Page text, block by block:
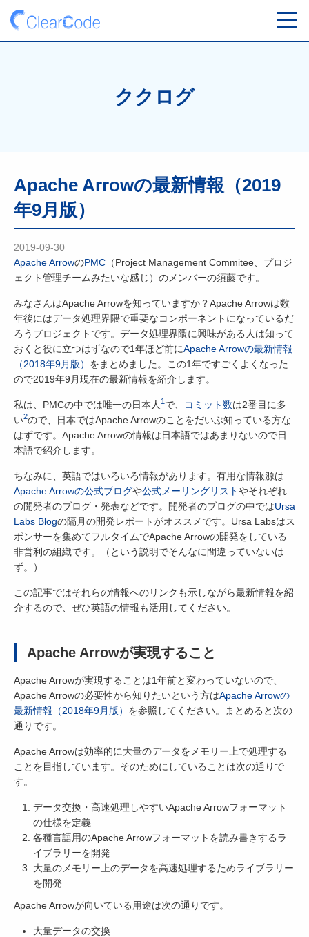
ククログ
Apache Arrowの最新情報（2019
年9月版）
2019-09-30
Apache ArrowのPMC （Project Management Commitee、プロジ
ェクト管理チームみたいな感じ）のメンバーの須藤です。
みなさんはApache Arrowを知っていますか？Apache Arrowは数
年後にはデータ処理界隈で重要なコンポーネントになっているだ
ろうプロジェクトです。データ処理界隈に興味がある人は知って
おくと役に立つはずなので1年ほど前にApache Arrowの最新情報
（2018年9月版） をまとめました。この1年ですごくよくなった
ので2019年9月現在の最新情報を紹介します。
私は、PMCの中では唯一の日本人 1 で、 コミット数は2番目に多
い2ので、日本ではApache Arrowのことをだいぶ知っている方な
はずです。Apache Arrowの情報は日本語ではあまりないので日
本語で紹介します。
ちなみに、英語ではいろいろ情報があります。有用な情報源は
Apache Arrowの公式ブログや公式メーリングリストやそれぞれ
の開発者のブログ・発表などです。開発者のブログの中ではUrsa
Labs Blogの隔月の開発レポートがオススメです。Ursa Labsはス
ポンサーを集めてフルタイムでApache Arrowの開発をしている
非営利の組織です。（という説明でそんなに間違っていないは
ず。）
この記事ではそれらの情報へのリンクも示しながら最新情報を紹
介するので、ぜひ英語の情報も活用してください。
Apache Arrowが実現すること
Apache Arrowが実現することは1年前と変わっていないので、
Apache Arrowの必要性から知りたいという方はApache Arrowの
最新情報（2018年9月版） を参照してください。まとめると次の
通りです。
Apache Arrowは効率的に大量のデータをメモリー上で処理する
ことを目指しています。そのためにしていることは次の通りで
す。
データ交換・高速処理しやすいApache Arrowフォーマット
の仕様を定義
各種言語用のApache Arrowフォーマットを読み書きするラ
イブラリーを開発
大量のメモリー上のデータを高速処理するためライブラリー
を開発
Apache Arrowが向いている用途は次の通りです。
大量データの交換